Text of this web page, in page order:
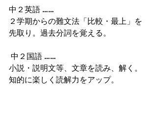
中２英語 ……
２学期からの難文法「比較・最上」を
先取り。過去分詞を覚える。
中２国語 ……
小説・説明文等、文章を読み、解く。
知的に楽しく読解力をアップ。